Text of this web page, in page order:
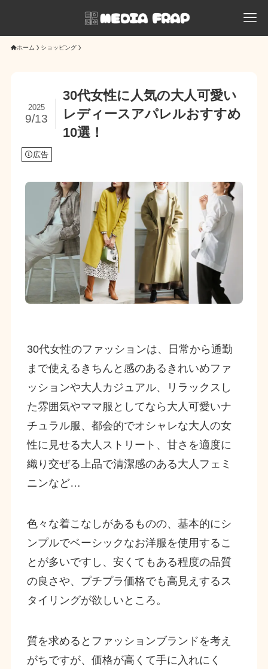
ホーム ショッピング
30代女性に人気の大人可愛い
レディースアパレルおすすめ
10選！
2025
9/13
広告
30代女性のファッションは、日常から通勤
まで使えるきちんと感のあるきれいめファ
ッションや大人カジュアル、リラックスし
た雰囲気やママ服としてなら大人可愛いナ
チュラル服、都会的でオシャレな大人の女
性に見せる大人ストリート、甘さを適度に
織り交ぜる上品で清潔感のある大人フェミ
ニンなど…
色々な着こなしがあるものの、基本的にシ
ンプルでベーシックなお洋服を使用するこ
とが多いですし、安くてもある程度の品質
の良さや、プチプラ価格でも高見えするス
タイリングが欲しいところ。
質を求めるとファッションブランドを考え
がちですが、価格が高くて手に入れにく